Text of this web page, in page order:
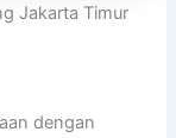
Jakarta Timur
dengan